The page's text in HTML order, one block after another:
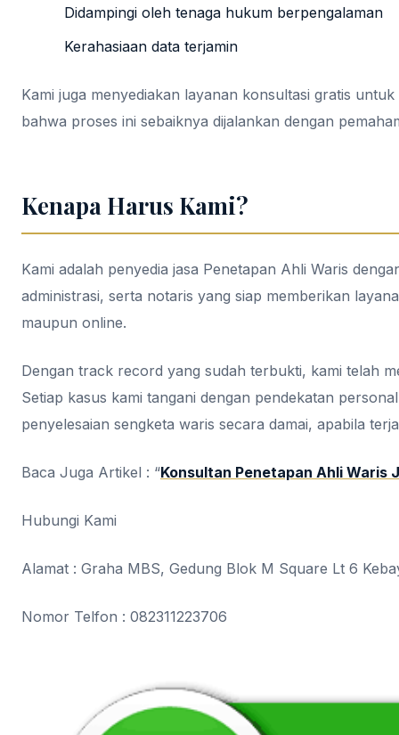
Didampingi oleh tenaga hukum berpengalaman
Kerahasiaan data terjamin
Kami juga menyediakan layanan konsultasi gratis
bahwa proses ini sebaiknya dijalankan dengan
Kenapa Harus Kami?
Kami adalah penyedia jasa Penetapan Ahli Waris
administrasi, serta notaris yang siap memberikan
maupun online.
Dengan track record yang sudah terbukti, kami telah
Setiap kasus kami tangani dengan pendekatan
penyelesaian sengketa waris secara damai, apabila
Baca Juga Artikel : “Konsultan Penetapan Ahli Waris
Hubungi Kami
Alamat : Graha MBS, Gedung Blok M Square Lt 6
Nomor Telfon : 082311223706